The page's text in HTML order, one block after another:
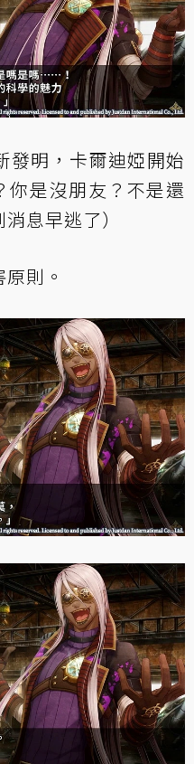
發明，卡爾迪婭開始
你是沒朋友？不是還
息早逃了）
則。